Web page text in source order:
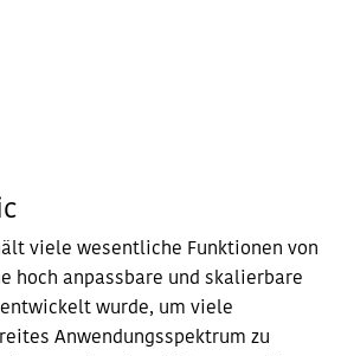
viele wesentliche Funktionen von
hoch anpassbare und skalierbare
wurde, um viele
Anwendungsspektrum zu